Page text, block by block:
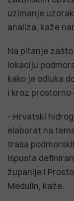
uzimanje
analiza, kaže
Na pitanje
lokaciju
kako je odluka
i kroz
- Hrvatski
elaborat na
trasa
ispusta
županije i
Medulin, kaže.